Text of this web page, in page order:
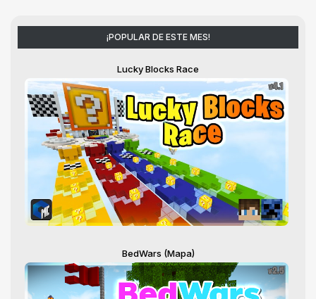
¡POPULAR DE ESTE MES!
Lucky Blocks Race
BedWars (Mapa)